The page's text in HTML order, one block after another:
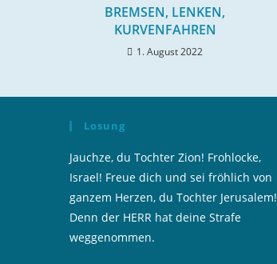
BREMSEN, LENKEN,
KURVENFAHREN
1. August 2022
Losung
Jauchze, du Tochter Zion! Frohlocke,
Israel! Freue dich und sei fröhlich von
ganzem Herzen, du Tochter Jerusalem!
Denn der HERR hat deine Strafe
weggenommen.